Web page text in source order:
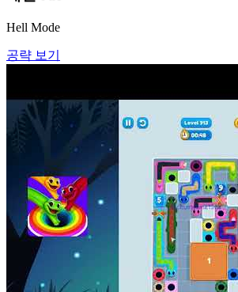
Hell Mode
공략 보기